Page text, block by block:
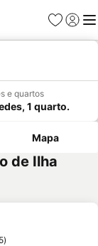
Favoritos
Iniciar
e quartos
1 quarto.
Mapa
de Ilha
favoritos